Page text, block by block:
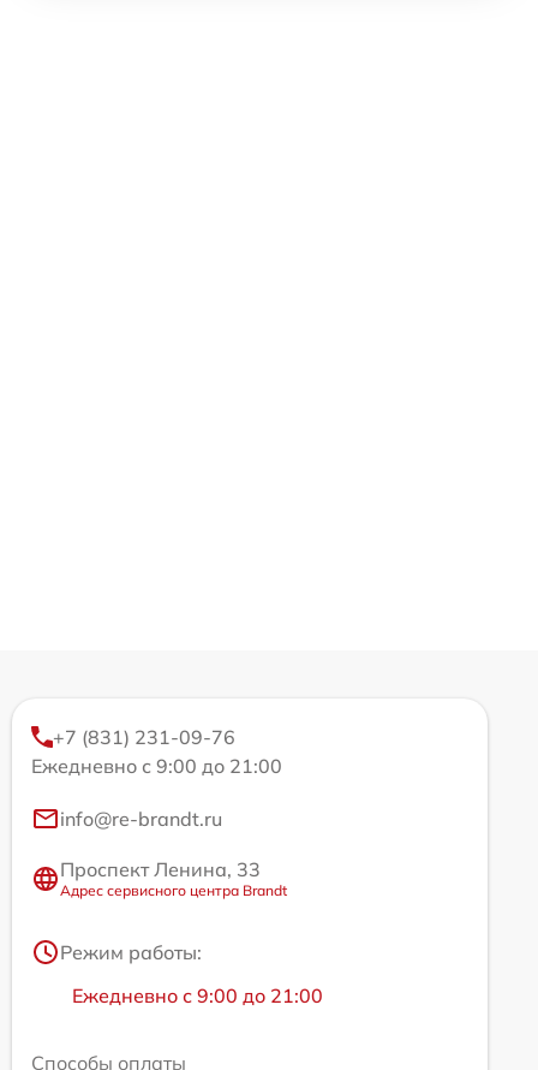
+7 (831) 231-09-76
Ежедневно с 9:00 до 21:00
info@re-brandt.ru
Проспект Ленина, 33
Адрес сервисного центра Brandt
Режим работы:
Ежедневно с 9:00 до 21:00
Способы оплаты